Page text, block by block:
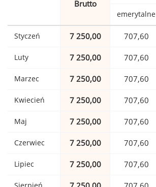
Brutto
emerytalne
Styczeń 7 250,00 707,60
Luty 7 250,00 707,60
Marzec 7 250,00 707,60
Kwiecień 7 250,00 707,60
Maj 7 250,00 707,60
Czerwiec 7 250,00 707,60
Lipiec 7 250,00 707,60